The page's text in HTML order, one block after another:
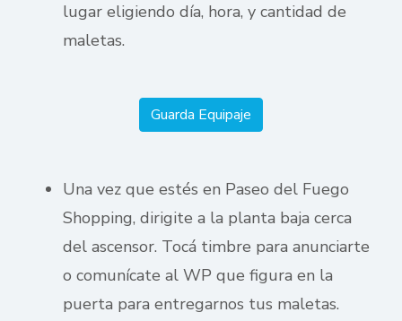
lugar eligiendo día, hora, y cantidad de
maletas.
Guarda Equipaje
Una vez que estés en Paseo del Fuego
Shopping, dirigite a la planta baja cerca
del ascensor. Tocá timbre para anunciarte
o comunícate al WP que figura en la
puerta para entregarnos tus maletas.